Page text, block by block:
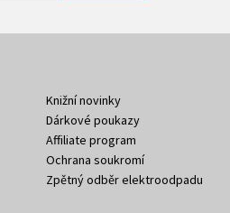
Knižní novinky
Dárkové poukazy
Affiliate program
Ochrana soukromí
Zpětný odběr elektroodpadu